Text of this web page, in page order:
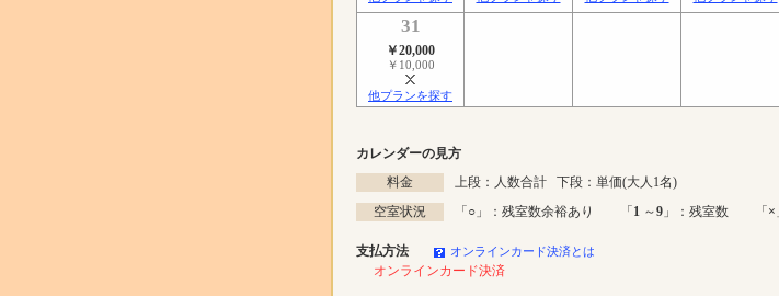
31
￥20,000
￥10,000
他プランを探す
カレンダーの見方
料金
上段：人数合計 下段：単価(大人1名)
空室状況
「○ 」：残室数余裕あり 「1 ～9 」：残室数 「×
支払方法 オンラインカード決済とは
オンラインカード決済